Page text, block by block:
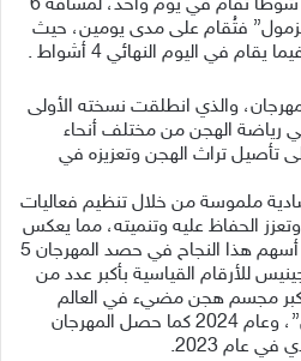
يومين، تليها فئة “الثنايا” بـ24 شوطًا تُقام في يوم واحد، لمسافة 6
فتُقام على مدى يومين، حيث
والذي انطلقت نسخته الأولى
من محبّي رياضة الهجن من مختلف أنحاء
تأصيل تراث الهجن وتعزيزه في
ملموسة من خلال تنظيم فعاليات
الحفاظ عليه وتنميته، مما يعكس
العمق الحضاري للمملكة حيث أسهم هذا النجاح في حصد المهرجان 5
جينيس للأرقام القياسية بأكبر عدد من
مجسم هجن مضيء في العالم
عامي 2018، و2019 “جائزتين”، وعام 2024 كما حصل المهرجان
عام 2023.